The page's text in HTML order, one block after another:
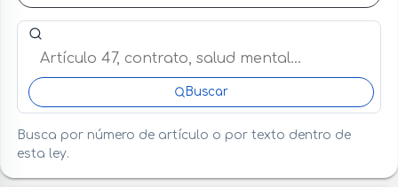
Buscar artículo o término en esta ley
Buscar
Busca por número de artículo o por texto dentro de
esta ley.